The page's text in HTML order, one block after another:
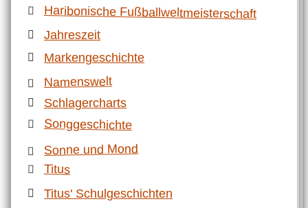
Haribonische Fußballweltmeisterschaft
Jahreszeit
Markengeschichte
Namenswelt
Schlagercharts
Songgeschichte
Sonne und Mond
Titus
Titus' Schulgeschichten